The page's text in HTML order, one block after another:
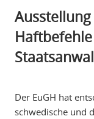
Der EuGH hat
schwedische und